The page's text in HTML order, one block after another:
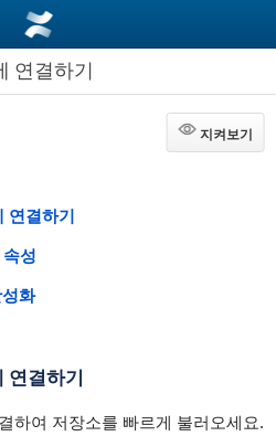
연결하기
지켜보기
지켜보기
연결하기
성
화
결하기
하여 저장소를 빠르게 불러오세요.